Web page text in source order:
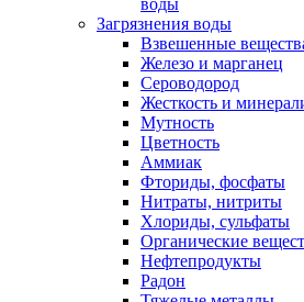
воды
Загрязнения воды
Взвешенные
Железо и марганец
Сероводород
Жесткость и
Мутность
Цветность
Аммиак
Фториды, фосфаты
Нитраты, нитриты
Хлориды, сульфаты
Органические
Нефтепродукты
Радон